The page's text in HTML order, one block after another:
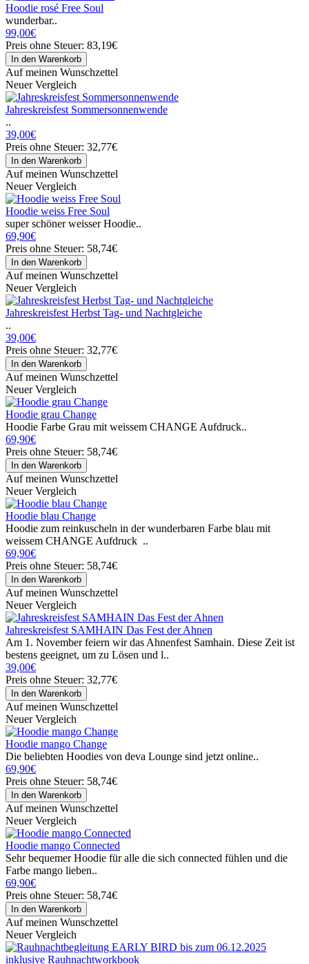
Hoodie rosé Free Soul
wunderbar..
99,00€
Preis ohne Steuer: 83,19€
Auf meinen Wunschzettel
Neuer Vergleich
Jahreskreisfest Sommersonnenwende
..
39,00€
Preis ohne Steuer: 32,77€
Auf meinen Wunschzettel
Neuer Vergleich
Hoodie weiss Free Soul
super schöner weisser Hoodie..
69,90€
Preis ohne Steuer: 58,74€
Auf meinen Wunschzettel
Neuer Vergleich
Jahreskreisfest Herbst Tag- und Nachtgleiche
..
39,00€
Preis ohne Steuer: 32,77€
Auf meinen Wunschzettel
Neuer Vergleich
Hoodie grau Change
Hoodie Farbe Grau mit weissem CHANGE Aufdruck..
69,90€
Preis ohne Steuer: 58,74€
Auf meinen Wunschzettel
Neuer Vergleich
Hoodie blau Change
Hoodie zum reinkuscheln in der wunderbaren Farbe blau mit
weissem CHANGE Aufdruck ..
69,90€
Preis ohne Steuer: 58,74€
Auf meinen Wunschzettel
Neuer Vergleich
Jahreskreisfest SAMHAIN Das Fest der Ahnen
Am 1. November feiern wir das Ahnenfest Samhain. Diese Zeit ist
bestens geeignet, um zu Lösen und l..
39,00€
Preis ohne Steuer: 32,77€
Auf meinen Wunschzettel
Neuer Vergleich
Hoodie mango Change
Die beliebten Hoodies von deva Lounge sind jetzt online..
69,90€
Preis ohne Steuer: 58,74€
Auf meinen Wunschzettel
Neuer Vergleich
Hoodie mango Connected
Sehr bequemer Hoodie für alle die sich connected fühlen und die
Farbe mango lieben..
69,90€
Preis ohne Steuer: 58,74€
Auf meinen Wunschzettel
Neuer Vergleich